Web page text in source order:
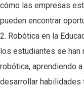
cómo las empresas
pueden encontrar
2. Robótica en la
los estudiantes se han
robótica, aprendiendo
desarrollar habilidades